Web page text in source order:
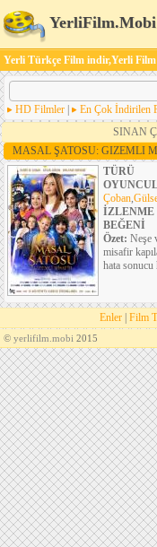
YerliFilm.Mobi
Yerli Türkçe Film indir,Yerli
HD Filmler En Çok İndirilen
SINAN
MASAL ŞATOSU: GIZEMLI
TÜRÜ
Çoban,
İZLENME
BEĞENİ
Özet: Neşe
misafir
hata sonucu
Enler Film
© yerlifilm.mobi 2015